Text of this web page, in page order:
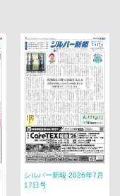
シルバー新報 2026年7月
17日号